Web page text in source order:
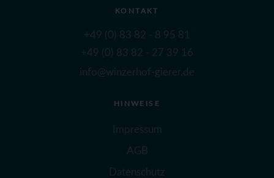
KONTAKT
+49 (0) 83 82 - 8 95 81
+49 (0) 83 82 - 27 39 16
info@winzerhof-gierer.de
HINWEISE
Impressum
AGB
Datenschutz